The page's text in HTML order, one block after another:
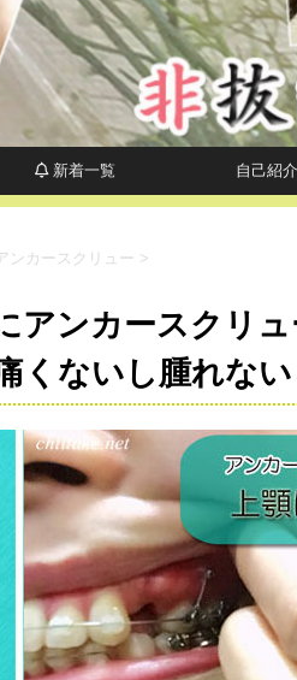
新着一覧 自己紹介
ンカースクリュー >
アンカースクリ
くないし腫れない